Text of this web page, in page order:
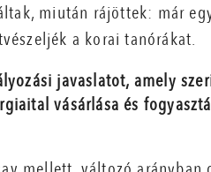
miután rájöttek: már
a korai tanórákat.
javaslatot, amely
vásárlása és